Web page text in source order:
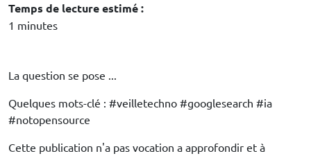
Temps de lecture estimé :
1 minutes
La question se pose ...
Quelques mots-clé : #veilletechno #googlesearch #ia
#notopensource
Cette publication n'a pas vocation a approfondir et à